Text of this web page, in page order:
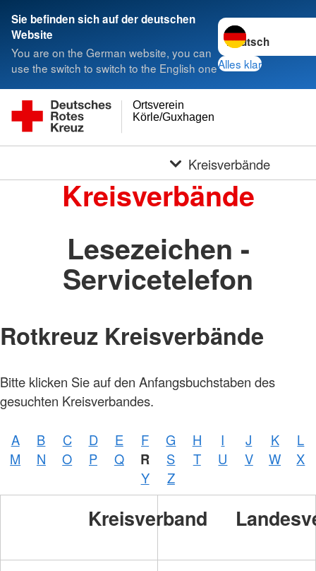
Sie befinden sich auf der deutschen
Website
You are on the German website, you can
use the switch to switch to the English one
Sprache wechseln
Alles klar
Körle/Guxhagen
Ortsverein
Kreisverbände
Kreisverbände
Lesezeichen -
Servicetelefon
Rotkreuz Kreisverbände
Bitte klicken Sie auf den Anfangsbuchstaben des
gesuchten Kreisverbandes.
A B C D E F G H I J K
L
M
N O P Q R S T U V W
X
Y
Z
Kreisverband